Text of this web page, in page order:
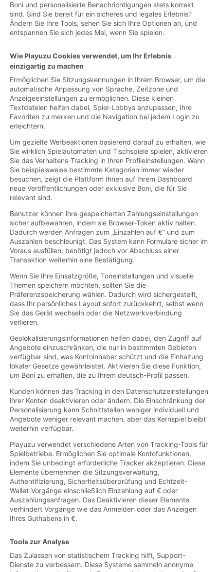
Boni und personalisierte Benachrichtigungen stets korrekt
sind. Sind Sie bereit für ein sicheres und legales Erlebnis?
Ändern Sie Ihre Tools, sehen Sie sich Ihre Optionen an, und
entspannen Sie sich jedes Mal, wenn Sie spielen.
Wie Playuzu Cookies verwendet, um Ihr Erlebnis
einzigartig zu machen
Ermöglichen Sie Sitzungskennungen in Ihrem Browser, um die
automatische Anpassung von Sprache, Zeitzone und
Anzeigeeinstellungen zu ermöglichen. Diese kleinen
Textdateien helfen dabei, Spiel-Lobbys anzupassen, Ihre
Favoriten zu merken und die Navigation bei jedem Login zu
erleichtern.
Um gezielte Werbeaktionen basierend darauf zu erhalten, wie
Sie wirklich Spielautomaten und Tischspiele spielen, aktivieren
Sie das Verhaltens-Tracking in Ihren Profileinstellungen. Wenn
Sie beispielsweise bestimmte Kategorien immer wieder
besuchen, zeigt die Plattform Ihnen auf Ihrem Dashboard
neue Veröffentlichungen oder exklusive Boni, die für Sie
relevant sind.
Benutzer können ihre gespeicherten Zahlungseinstellungen
sicher aufbewahren, indem sie Browser-Token aktiv halten.
Dadurch werden Anfragen zum „Einzahlen auf €“ und zum
Auszahlen beschleunigt. Das System kann Formulare sicher im
Voraus ausfüllen, benötigt jedoch vor Abschluss einer
Transaktion weiterhin eine Bestätigung.
Wenn Sie Ihre Einsatzgröße, Toneinstellungen und visuelle
Themen speichern möchten, sollten Sie die
Präferenzspeicherung wählen. Dadurch wird sichergestellt,
dass Ihr persönliches Layout sofort zurückkehrt, selbst wenn
Sie das Gerät wechseln oder die Netzwerkverbindung
verlieren.
Geolokalisierungsinformationen helfen dabei, den Zugriff auf
Angebote einzuschränken, die nur in bestimmten Gebieten
verfügbar sind, was Kontoinhaber schützt und die Einhaltung
lokaler Gesetze gewährleistet. Aktivieren Sie diese Funktion,
um Boni zu erhalten, die zu Ihrem deutsch-Profil passen.
Kunden können das Tracking in den Datenschutzeinstellungen
ihrer Konten deaktivieren oder ändern. Die Einschränkung der
Personalisierung kann Schnittstellen weniger individuell und
Angebote weniger relevant machen, aber das Kernspiel bleibt
weiterhin verfügbar.
Playuzu verwendet verschiedene Arten von Tracking-Tools für
Spielbetriebe. Ermöglichen Sie optimale Kontofunktionen,
indem Sie unbedingt erforderliche Tracker akzeptieren. Diese
Elemente übernehmen die Sitzungsverwaltung,
Authentifizierung, Sicherheitsüberprüfung und Echtzeit-
Wallet-Vorgänge einschließlich Einzahlung auf € oder
Auszahlungsanfragen. Das Deaktivieren dieser Elemente
verhindert Vorgänge wie das Anmelden oder das Anzeigen
Ihres Guthabens in €.
Tools zur Analyse
Das Zulassen von statistischem Tracking hilft, Support-
Dienste zu verbessern. Diese Systeme sammeln anonyme